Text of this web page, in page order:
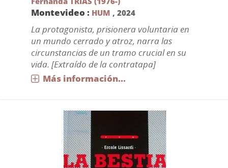
Montevideo : HUM , 2024
La protagonista, prisionera voluntaria en
un mundo cerrado y atroz, narra las
circunstancias de un tramo crucial en su
vida. [Extraído de la contratapa]
Más información...